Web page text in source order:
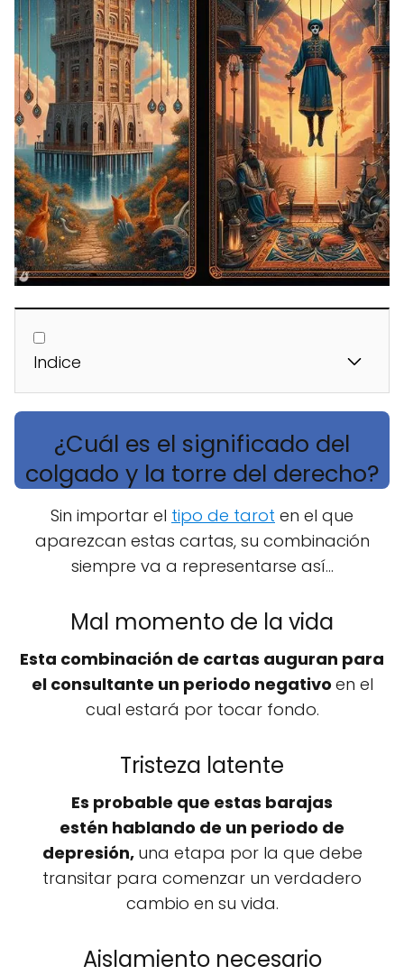
Indice
¿Cuál es el significado del
colgado y la torre del derecho?
Sin importar el tipo de tarot en el que
aparezcan estas cartas, su combinación
siempre va a representarse así...
Mal momento de la vida
Esta combinación de cartas auguran para
el consultante un periodo negativo en el
cual estará por tocar fondo.
Tristeza latente
Es probable que estas barajas
estén hablando de un periodo de
depresión, una etapa por la que debe
transitar para comenzar un verdadero
cambio en su vida.
Aislamiento necesario